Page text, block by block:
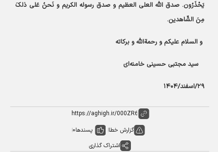
یَحْذَرُون. صدق‌ الله العلی العظیم و صدق رسوله الکریم و نَحنُ عَلی ذلکَ
مِنَ الشّاهدین.
و السلام علیکم و رحمةالله و برکاته
سید مجتبی حسینی خامنه‌ای
۲۹/اسفند/۱۴۰۴
گزارش خطا پسندها0
اشتراک گذاری